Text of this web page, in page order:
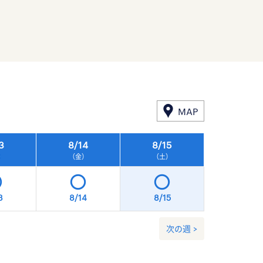
MAP
8/14
（金）
8/15
（土）
8/14 8/15
次の週 >